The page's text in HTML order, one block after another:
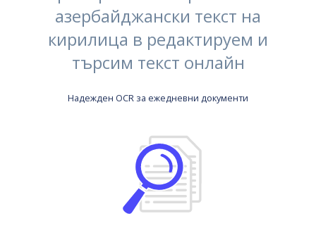
азербайджански текст на
кирилица в редактируем и
търсим текст онлайн
Надежден OCR за ежедневни документи